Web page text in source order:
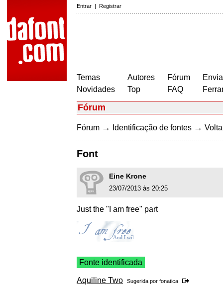
Entrar | Registrar
Temas
Novidades
Autores
Top
Fórum
FAQ
Fórum
Fórum → Identificação de fontes →
Font
Eine Krone
23/07/2013 às 20:25
Just the "I am free" part
Fonte identificada
Aquiline Two Sugerida por fonatica